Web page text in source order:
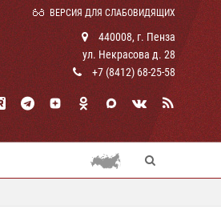
ВЕРСИЯ ДЛЯ СЛАБОВИДЯЩИХ
440008, г. Пенза
ул. Некрасова д. 28
+7 (8412) 68-25-58